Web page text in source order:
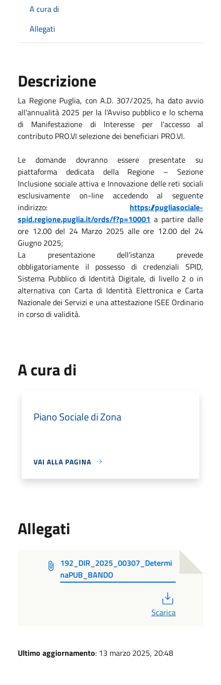
A cura di
Allegati
Descrizione
La Regione Puglia, con A.D. 307/2025, ha dato avvio
all'annualità 2025 per la l'Avviso pubblico e lo schema
di Manifestazione di Interesse per l'accesso al
contributo PRO.VI selezione dei beneficiari PRO.VI.
Le domande dovranno essere presentate su
piattaforma dedicata della Regione – Sezione
Inclusione sociale attiva e Innovazione delle reti sociali
esclusivamente on-line accedendo al seguente
indirizzo: https://pugliasociale-
spid.regione.puglia.it/ords/f?p=10001 a partire dalle
ore 12.00 del 24 Marzo 2025 alle ore 12.00 del 24
Giugno 2025;
La presentazione dell’istanza prevede
obbligatoriamente il possesso di credenziali SPID,
Sistema Pubblico di Identità Digitale, di livello 2 o in
alternativa con Carta di Identità Elettronica e Carta
Nazionale dei Servizi e una attestazione ISEE Ordinario
in corso di validità.
A cura di
Piano Sociale di Zona
VAI ALLA PAGINA
Allegati
192_DIR_2025_00307_Determi
naPUB_BANDO
Scarica
Ultimo aggiornamento: 13 marzo 2025, 20:48